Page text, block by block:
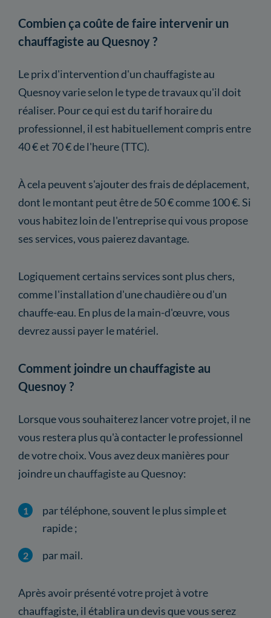
Combien ça coûte de faire intervenir un
chauffagiste au Quesnoy ?
Le prix d'intervention d'un chauffagiste au
Quesnoy varie selon le type de travaux qu'il doit
réaliser. Pour ce qui est du tarif horaire du
professionnel, il est habituellement compris entre
40 € et 70 € de l'heure (TTC).
À cela peuvent s'ajouter des frais de déplacement,
dont le montant peut être de 50 € comme 100 €. Si
vous habitez loin de l'entreprise qui vous propose
ses services, vous paierez davantage.
Logiquement certains services sont plus chers,
comme l'installation d'une chaudière ou d'un
chauffe-eau. En plus de la main-d'œuvre, vous
devrez aussi payer le matériel.
Comment joindre un chauffagiste au
Quesnoy ?
Lorsque vous souhaiterez lancer votre projet, il ne
vous restera plus qu'à contacter le professionnel
de votre choix. Vous avez deux manières pour
joindre un chauffagiste au Quesnoy:
par téléphone, souvent le plus simple et
rapide ;
par mail.
Après avoir présenté votre projet à votre
chauffagiste, il établira un devis que vous serez